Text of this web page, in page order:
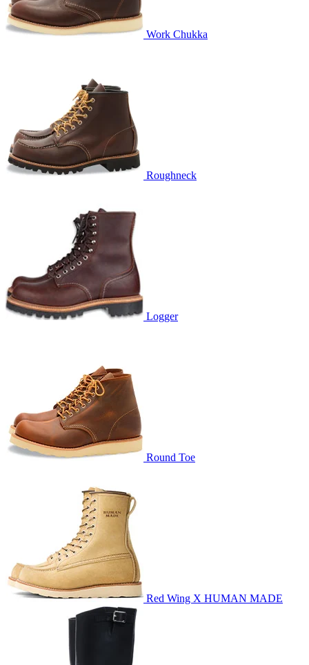
Work Chukka
Roughneck
Logger
Round Toe
Red Wing X HUMAN MADE